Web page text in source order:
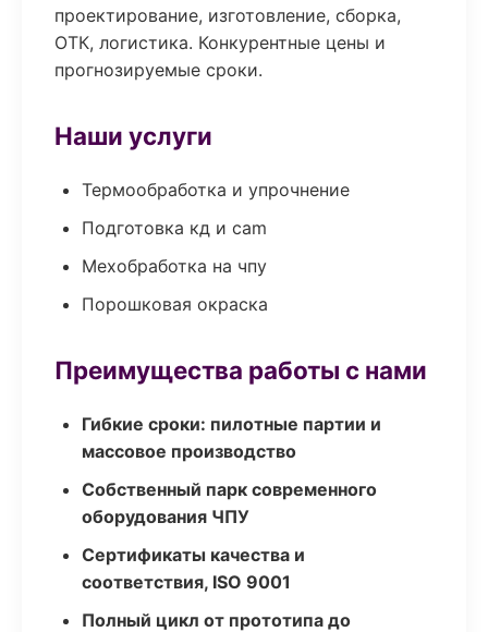
проектирование, изготовление, сборка,
ОТК, логистика. Конкурентные цены и
прогнозируемые сроки.
Наши услуги
Термообработка и упрочнение
Подготовка кд и cam
Мехобработка на чпу
Порошковая окраска
Преимущества работы с нами
Гибкие сроки: пилотные партии и
массовое производство
Собственный парк современного
оборудования ЧПУ
Сертификаты качества и
соответствия, ISO 9001
Полный цикл от прототипа до